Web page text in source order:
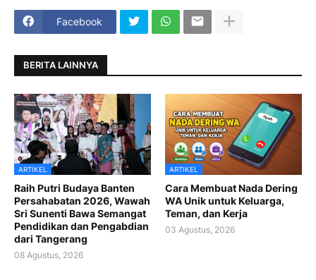
Facebook
BERITA LAINNYA
ARTIKEL
Raih Putri Budaya Banten
Persahabatan 2026, Wawah
Sri Sunenti Bawa Semangat
Pendidikan dan Pengabdian
dari Tangerang
08 Agustus, 2026
ARTIKEL
Cara Membuat Nada Dering
WA Unik untuk Keluarga,
Teman, dan Kerja
03 Agustus, 2026